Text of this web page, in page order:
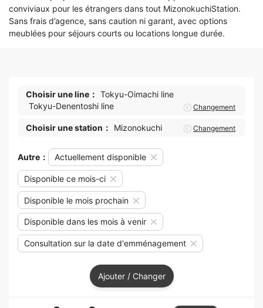
conviviaux pour les étrangers dans tout MizonokuchiStation.
Sans frais d’agence, sans caution ni garant, avec options
meublées pour séjours courts ou locations longue durée.
Choisir une line： Tokyu-Oimachi line
Tokyu-Denentoshi line
Changement
Choisir une station： Mizonokuchi Changement
Autre： Actuellement disponible
Disponible ce mois-ci
Disponible le mois prochain
Disponible dans les mois à venir
Consultation sur la date d'emménagement
Ajouter / Changer